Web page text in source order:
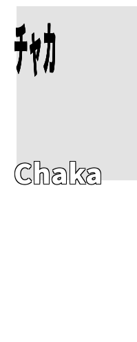
チャカ
Chaka
Add To Cart